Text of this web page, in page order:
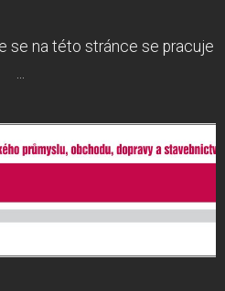
se na této stránce se pracuje
...